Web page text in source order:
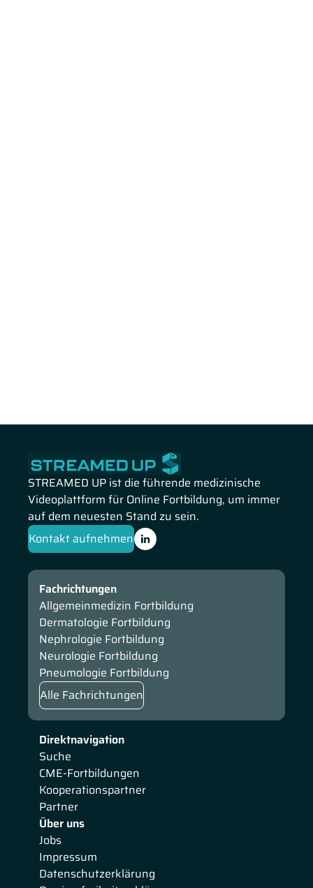
STREAMED UP ist die führende medizinische
Videoplattform für Online Fortbildung, um immer
auf dem neuesten Stand zu sein.
Kontakt aufnehmen
Direktnavigation
Suche
CME-Fortbildungen
Kooperationspartner
Partner
Über uns
Jobs
Impressum
Datenschutzerklärung
Fachrichtungen
Allgemeinmedizin Fortbildung
Dermatologie Fortbildung
Nephrologie Fortbildung
Neurologie Fortbildung
Pneumologie Fortbildung
Alle Fachrichtungen